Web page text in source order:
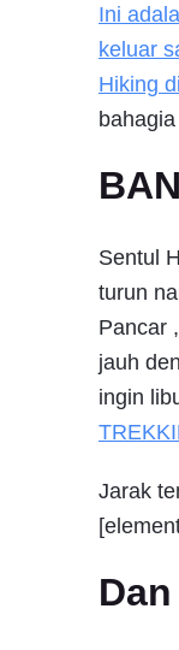
Ini
keluar
Hiking
Sentul
turun
Pancar
jauh
ingin
Jarak